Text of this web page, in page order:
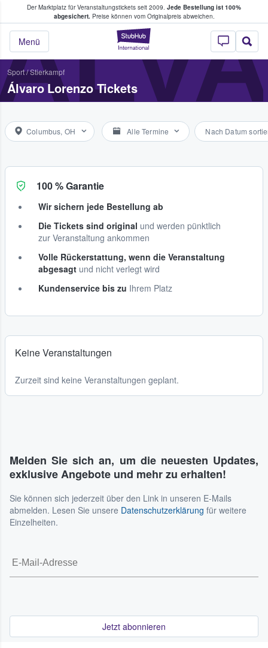
Der Marktplatz für Veranstaltungstickets seit 2009. Jede Bestellung ist 100%
abgesichert.Preise können vom Originalpreis abweichen.
StubHub - Wo
Menü
Tickets kaufen & verkaufen
Sport/Stierkampf
Álvaro Lorenzo Tickets
Columbus, OH Alle Termine Nach Datum
100 % Garantie
Wir sichern jede Bestellung ab
Die Tickets sind original und werden pünktlich
zur Veranstaltung ankommen
Volle Rückerstattung, wenn die Veranstaltung
abgesagt und nicht verlegt wird
Kundenservice bis zu Ihrem Platz
Keine Veranstaltungen
Zurzeit sind keine Veranstaltungen geplant.
Melden Sie sich an, um die neuesten Updates,
exklusive Angebote und mehr zu erhalten!
Sie können sich jederzeit über den Link in unseren E-Mails
abmelden. Lesen Sie unsere Datenschutzerklärung für weitere
Einzelheiten.
Jetzt abonnieren